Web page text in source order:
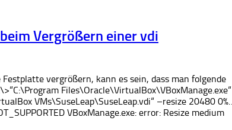
Vergrößern einer vdi
vergrößern, kann es sein, dass man folgende
Files\Oracle\VirtualBox\VBoxManage.exe“
VMs\SuseLeap\SuseLeap.vdi“ –resize 20480 0%…
VBoxManage.exe: error: Resize medium